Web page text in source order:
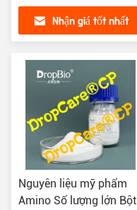
Nhận giá tốt nhất
Nguyên liệu mỹ phẩm
Amino Số lượng lớn Bột